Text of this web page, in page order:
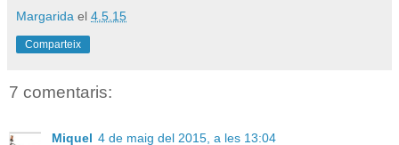
Margarida el 4.5.15
Comparteix
7 comentaris:
Miquel 4 de maig del 2015, a les 13:04